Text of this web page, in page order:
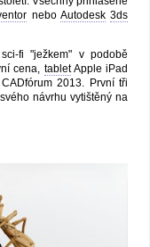
nebo Autodesk 3ds
fi "ježkem" v podobě
cena, tabletApple iPad
2013. První tři
návrhu vytištěný na